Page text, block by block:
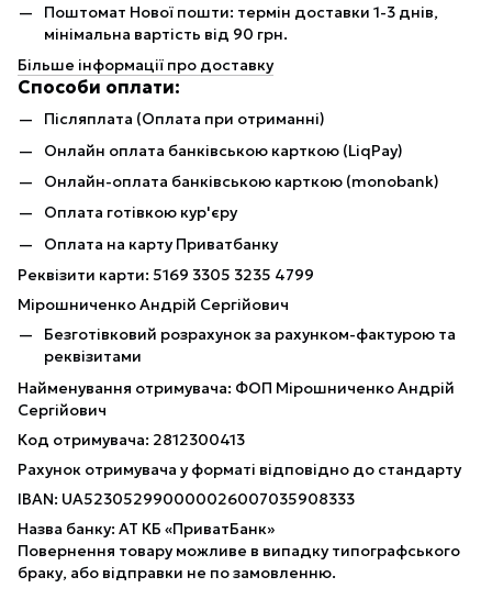
Поштомат Нової пошти: термін доставки 1-3 днів,
мінімальна вартість від 90 грн.
Більше інформації про доставку
Способи оплати:
Післяплата (Оплата при отриманні)
Онлайн оплата банківською карткою (LiqPay)
Онлайн-оплата банківською карткою (monobank)
Оплата готівкою кур'єру
Оплата на карту Приватбанку
Реквізити карти: 5169 3305 3235 4799
Мірошниченко Андрій Сергійович
Безготівковий розрахунок за рахунком-фактурою та
реквізитами
Найменування отримувача: ФОП Мірошниченко Андрій
Сергійович
Код отримувача: 2812300413
Рахунок отримувача у форматі відповідно до стандарту
IBAN: UA523052990000026007035908333
Назва банку: АТ КБ «ПриватБанк»
Повернення товару можливе в випадку типографського
браку, або відправки не по замовленню.